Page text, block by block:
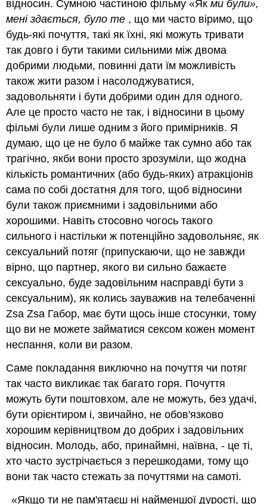
відносин. Сумною частиною фільму «Якми були»,
мені здається, було те , що ми часто віримо, що
будь-які почуття, такі як їхні, які можуть тривати
так довго і бути такими сильними між двома
добрими людьми, повинні дати їм можливість
також жити разом і насолоджуватися,
задовольняти і бути добрими один для одного.
Але це просто часто не так, і відносини в цьому
фільмі були лише одним з його примірників. Я
думаю, що це не було б майже так сумно або так
трагічно, якби вони просто зрозуміли, що жодна
кількість романтичних (або будь-яких) атракціонів
сама по собі достатня для того, щоб відносини
були також приємними і задовільними або
хорошими. Навіть стосовно чогось такого
сильного і настільки ж потенційно задовольняє, як
сексуальний потяг (припускаючи, що не завжди
вірно, що партнер, якого ви сильно бажаєте
сексуально, буде задовільним насправді бути з
сексуальним), як колись зауважив на телебаченні
Zsa Zsa Габор, має бути щось інше стосунки, тому
що ви не можете займатися сексом кожен момент
неспання, коли ви разом.
Саме покладання виключно на почуття чи потяг
так часто викликає так багато горя. Почуття
можуть бути поштовхом, але не можуть, без удачі,
бути орієнтиром і, звичайно, не обов'язково
хорошим керівництвом до добрих і задовільних
відносин. Молодь, або, принаймні, наївна, - це ті,
хто часто зустрічається з перешкодами, тому що
вони так часто стежать за почуттями на самоті.
«Якщо ти не пам'ятаєш ні найменшої дурості, що